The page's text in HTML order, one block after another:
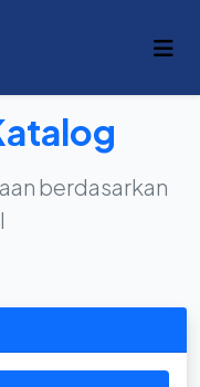
berdasarkan